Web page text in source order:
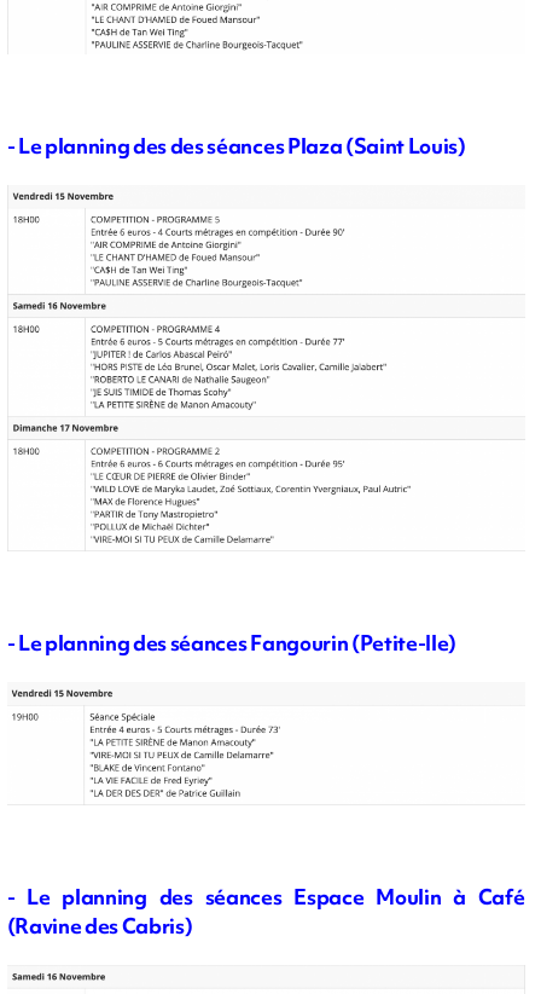
- Le planning des des séances Plaza (Saint Louis)
- Le planning des séances Fangourin (Petite-Ile)
- Le planning des séances Espace Moulin à Café
(Ravine des Cabris)